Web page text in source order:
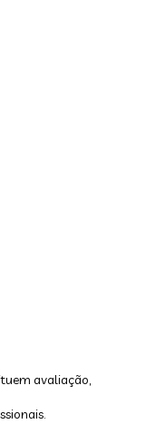
avaliação,